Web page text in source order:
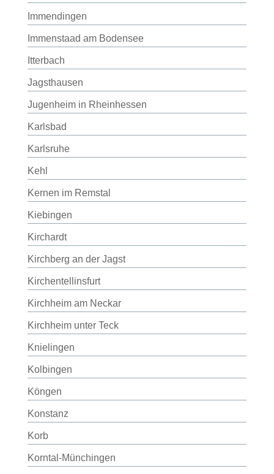
Immendingen
Immenstaad am Bodensee
Itterbach
Jagsthausen
Jugenheim in Rheinhessen
Karlsbad
Karlsruhe
Kehl
Kernen im Remstal
Kiebingen
Kirchardt
Kirchberg an der Jagst
Kirchentellinsfurt
Kirchheim am Neckar
Kirchheim unter Teck
Knielingen
Kolbingen
Köngen
Konstanz
Korb
Korntal-Münchingen